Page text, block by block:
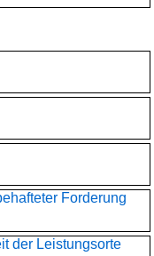
Forderung
der Leistungsorte